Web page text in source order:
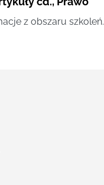
z obszaru szkoleń.